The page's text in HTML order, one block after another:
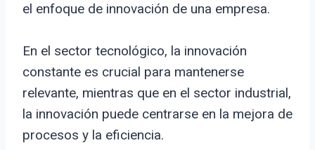
el enfoque de innovación de una empresa.
En el sector tecnológico, la innovación
constante es crucial para mantenerse
relevante, mientras que en el sector industrial,
la innovación puede centrarse en la mejora de
procesos y la eficiencia.